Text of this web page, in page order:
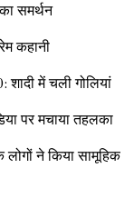
समर्थन
कहानी
शादी में चली गोलियां
पर मचाया तहलका
ने किया सामूहिक